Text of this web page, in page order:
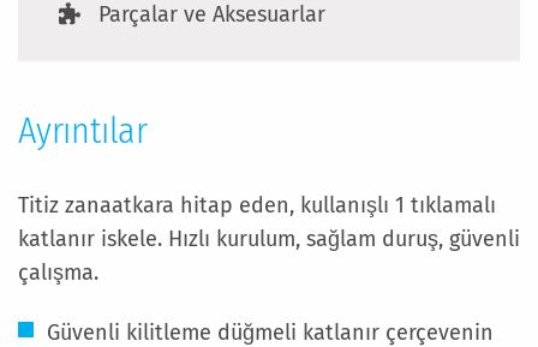
Parçalar ve Aksesuarlar
Ayrıntılar
Titiz zanaatkara hitap eden, kullanışlı 1 tıklamalı
katlanır iskele. Hızlı kurulum, sağlam duruş, güvenli
çalışma.
Güvenli kilitleme düğmeli katlanır çerçevenin